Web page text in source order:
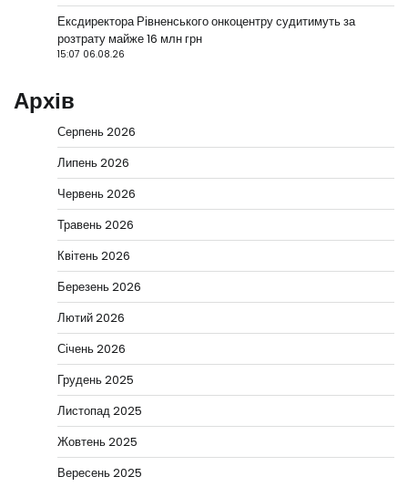
Ексдиректора Рівненського онкоцентру судитимуть за
розтрату майже 16 млн грн
15:07 06.08.26
Архів
Серпень 2026
Липень 2026
Червень 2026
Травень 2026
Квітень 2026
Березень 2026
Лютий 2026
Січень 2026
Грудень 2025
Листопад 2025
Жовтень 2025
Вересень 2025